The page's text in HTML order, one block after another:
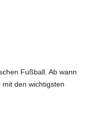
Fußball. Ab wann
mit den wichtigsten